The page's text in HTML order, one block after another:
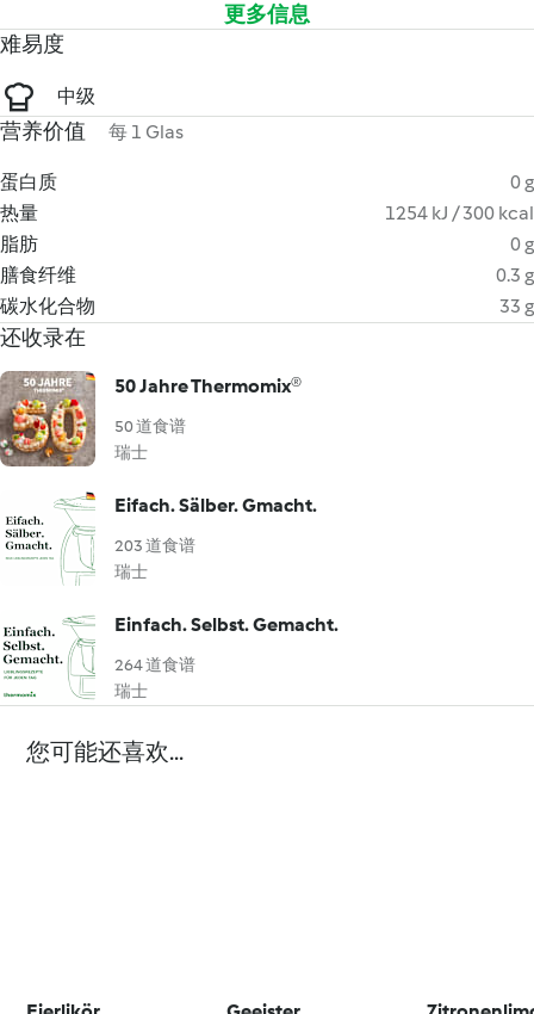
更多信息
难易度
中级
营养价值 每 1 Glas
蛋白质
0 g
热量
1254 kJ / 300 kcal
脂肪
0 g
膳食纤维
0.3 g
碳水化合物
33 g
还收录在
50 Jahre Thermomix®
50 道食谱
瑞士
Eifach. Sälber. Gmacht.
203 道食谱
瑞士
Einfach. Selbst. Gemacht.
264 道食谱
瑞士
您可能还喜欢...